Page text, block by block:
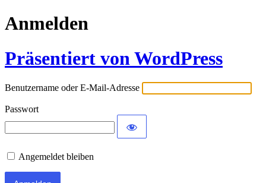
Anmelden
Präsentiert von WordPress
Benutzername oder E-Mail-Adresse
Passwort
Angemeldet bleiben